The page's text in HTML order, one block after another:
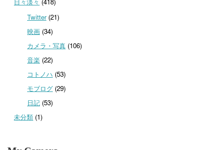
Twitter(21)
映画(34)
カメラ・写真(106)
音楽 (22)
コトノハ (53)
モブログ(29)
日記(53)
未分類 (1)